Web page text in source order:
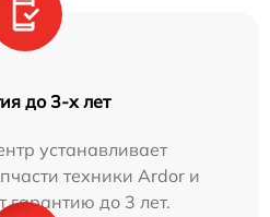
до 3-х лет
устанавливает
техники Ardor и
гарантию до 3 лет.